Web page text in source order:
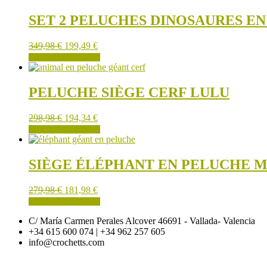
sur
la
du
produit
SET 2 PELUCHES DINOSAURES
349,98€ 199,49 €
PELUCHE SIÈGE CERF LULU
298,98€ 194,34 €
SIÈGE ÉLÉPHANT EN PELUCHE
279,98€ 181,98 €
C/ María Carmen Perales Alcover 46691 - Vallada- Valencia
+34 615 600 074 | +34 962 257 605
info@crochetts.com